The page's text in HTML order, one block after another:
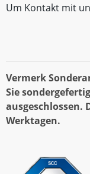
Um Kontakt mit
Vermerk
Sie
ausgeschlossen.
Werktagen.